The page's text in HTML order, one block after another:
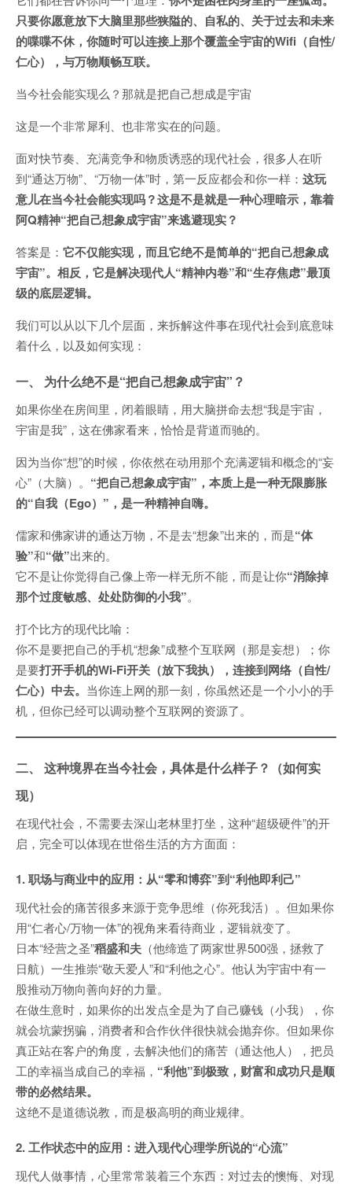
只要你愿意放下大脑里那些狭隘的、自私的、关于过去和未来
的喋喋不休，你随时可以连接上那个覆盖全宇宙的Wifi（自性/
仁心），与万物顺畅互联。
当今社会能实现么？那就是把自己想成是宇宙
这是一个非常犀利、也非常实在的问题。
面对快节奏、充满竞争和物质诱惑的现代社会，很多人在听
到“通达万物”、“万物一体”时，第一反应都会和你一样： 这玩
意儿在当今社会能实现吗？这是不是就是一种心理暗示，靠着
阿Q精神“把自己想象成宇宙”来逃避现实？
答案是： 它不仅能实现，而且它绝不是简单的“把自己想象成
宇宙”。相反，它是解决现代人“精神内卷”和“生存焦虑”最顶
级的底层逻辑。
我们可以从以下几个层面，来拆解这件事在现代社会到底意味
着什么，以及如何实现：
一、 为什么绝不是“把自己想象成宇宙”？
如果你坐在房间里，闭着眼睛，用大脑拼命去想“我是宇宙，
宇宙是我”，这在佛家看来，恰恰是背道而驰的。
因为当你“想”的时候，你依然在动用那个充满逻辑和概念的“妄
心”（大脑）。 “把自己想象成宇宙”，本质上是一种无限膨胀
的“自我（Ego）”，是一种精神自嗨。
儒家和佛家讲的通达万物，不是去“想象”出来的，而是“体
验”和“做”出来的。
它不是让你觉得自己像上帝一样无所不能，而是让你“消除掉
那个过度敏感、处处防御的小我”。
打个比方的现代比喻：
你不是要把自己的手机“想象”成整个互联网（那是妄想）；你
是要打开手机的Wi-Fi开关（放下我执），连接到网络（自性/
仁心）中去。 当你连上网的那一刻，你虽然还是一个小小的手
机，但你已经可以调动整个互联网的资源了。
二、 这种境界在当今社会，具体是什么样子？（如何实
现）
在现代社会，不需要去深山老林里打坐，这种“超级硬件”的开
启，完全可以体现在世俗生活的方方面面：
1. 职场与商业中的应用：从“零和博弈”到“利他即利己”
现代社会的痛苦很多来源于竞争思维（你死我活）。但如果你
用“仁者心/万物一体”的视角来看待商业，逻辑就变了。
日本“经营之圣”稻盛和夫 （他缔造了两家世界500强，拯救了
日航）一生推崇“敬天爱人”和“利他之心”。他认为宇宙中有一
股推动万物向善向好的力量。
在做生意时，如果你的出发点全是为了自己赚钱（小我），你
就会坑蒙拐骗，消费者和合作伙伴很快就会抛弃你。但如果你
真正站在客户的角度，去解决他们的痛苦（通达他人），把员
工的幸福当成自己的幸福， “利他”到极致，财富和成功只是顺
带的必然结果。
这绝不是道德说教，而是极高明的商业规律。
2. 工作状态中的应用：进入现代心理学所说的“心流”
现代人做事情，心里常常装着三个东西：对过去的懊悔、对现